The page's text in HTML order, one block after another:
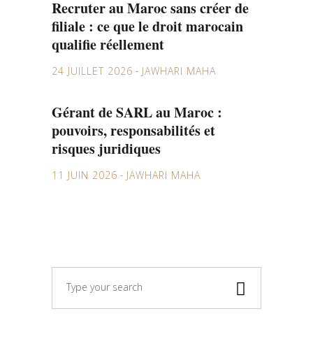
Recruter au Maroc sans créer de
filiale : ce que le droit marocain
qualifie réellement
24 JUILLET 2026 JAWHARI MAHA
Gérant de SARL au Maroc :
pouvoirs, responsabilités et
risques juridiques
11 JUIN 2026 JAWHARI MAHA